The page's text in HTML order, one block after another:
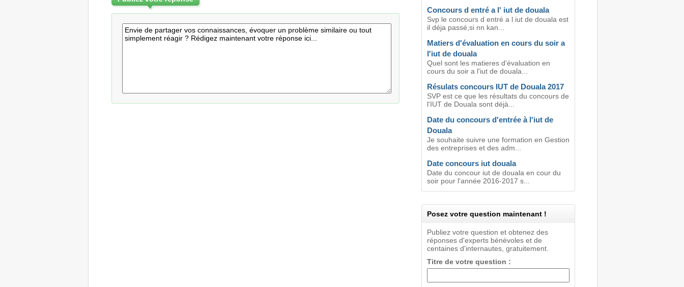
Concours d entré a l' iut de douala
Svp le concours d entré a l iut de douala est
il déja passé,si nn kan...
Matiers d'évaluation en cours du soir a
l'iut de douala
Quel sont les matieres d'évaluation en
cours du soir a l'iut de douala...
Résulats concours IUT de Douala 2017
SVP est ce que les résultats du concours de
l'IUT de Douala sont déjà...
Date du concours d'entrée à l'iut de
Douala
Je souhaite suivre une formation en Gestion
des entreprises et des adm...
Date concours iut douala
Date du concour iut de douala en cour du
soir pour l'année 2016-2017 s...
Posez votre question maintenant !
Publiez votre question et obtenez des
réponses d'experts bénévoles et de
centaines d'internautes, gratuitement.
Titre de votre question :